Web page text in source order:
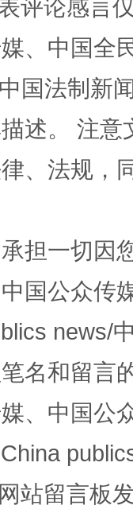
除
评论感言
、中国全
国法制新
述。 注
、法规，
担一切因
国公众传
news/
名和留言
、中国公
站留言板